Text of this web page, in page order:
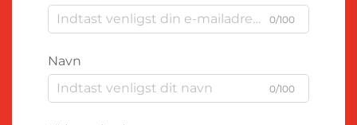
0/100
Navn
0/100